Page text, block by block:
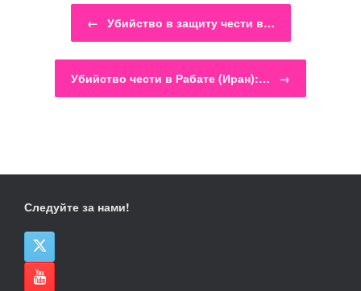
Навигация по записям
← Убийство в защиту чести в…
Убийство чести в Рабате (Иран):… →
Следуйте за нами!